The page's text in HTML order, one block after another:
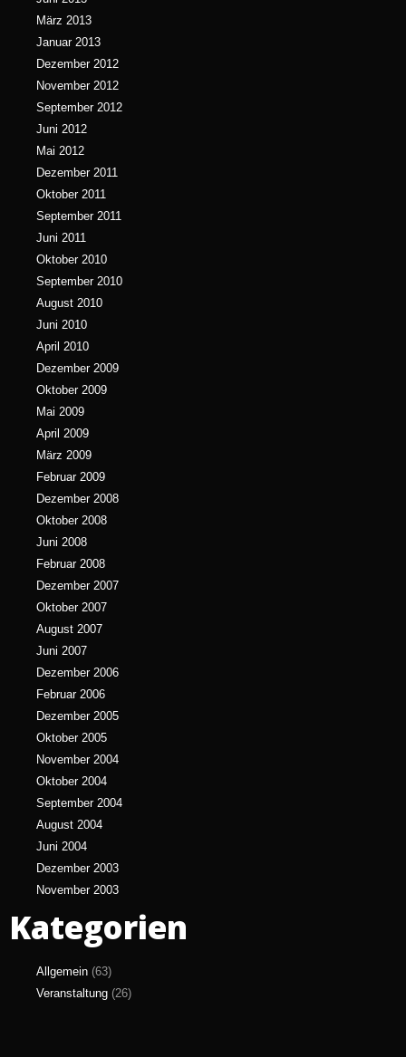
März 2013
Januar 2013
Dezember 2012
November 2012
September 2012
Juni 2012
Mai 2012
Dezember 2011
Oktober 2011
September 2011
Juni 2011
Oktober 2010
September 2010
August 2010
Juni 2010
April 2010
Dezember 2009
Oktober 2009
Mai 2009
April 2009
März 2009
Februar 2009
Dezember 2008
Oktober 2008
Juni 2008
Februar 2008
Dezember 2007
Oktober 2007
August 2007
Juni 2007
Dezember 2006
Februar 2006
Dezember 2005
Oktober 2005
November 2004
Oktober 2004
September 2004
August 2004
Juni 2004
Dezember 2003
November 2003
Kategorien
Allgemein (63)
Veranstaltung (26)